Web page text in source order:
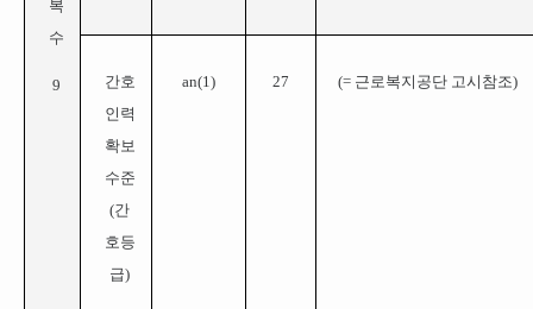
복
수
9
간호
인력
확보
수준
(간
호등
급)
an(1) 27 (= 근로복지공단 고시참조)